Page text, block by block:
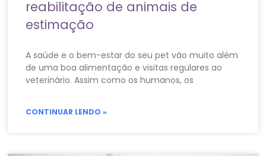
reabilitação de animais de
estimação
A saúde e o bem-estar do seu pet vão muito além
de uma boa alimentação e visitas regulares ao
veterinário. Assim como os humanos, os
CONTINUAR LENDO »